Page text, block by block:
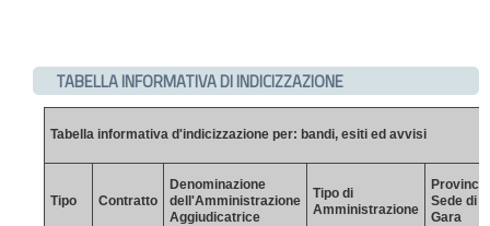
TABELLA INFORMATIVA DI INDICIZZAZIONE
Tabella informativa d'indicizzazione per: bandi, esiti ed avvisi
Tipo Contratto
Denominazione
dell'Amministrazione
Aggiudicatrice
Tipo di
Amministrazione
Provincia
Sede di
Gara